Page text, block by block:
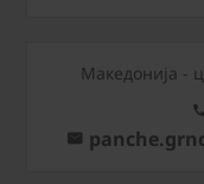
Mакедонија -